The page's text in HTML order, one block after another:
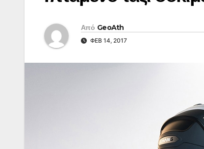
Από GeoAth
ΦΕΒ 14, 2017